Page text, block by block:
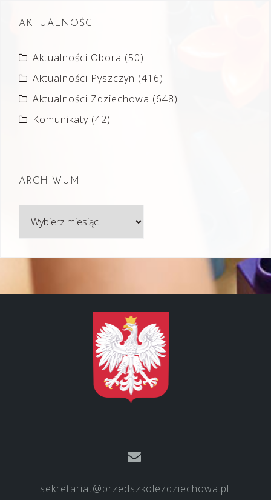
AKTUALNOŚCI
Aktualności Obora (50)
Aktualności Pyszczyn (416)
Aktualności Zdziechowa (648)
Komunikaty (42)
ARCHIWUM
sekretariat@przedszkolezdziechowa.pl